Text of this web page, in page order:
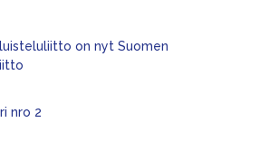
on nyt Suomen
nro 2